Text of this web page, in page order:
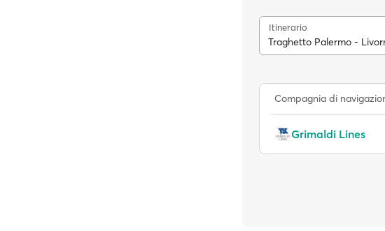
Itinerario
Traghetto Palermo -
Compagnia di
Grimaldi Lines